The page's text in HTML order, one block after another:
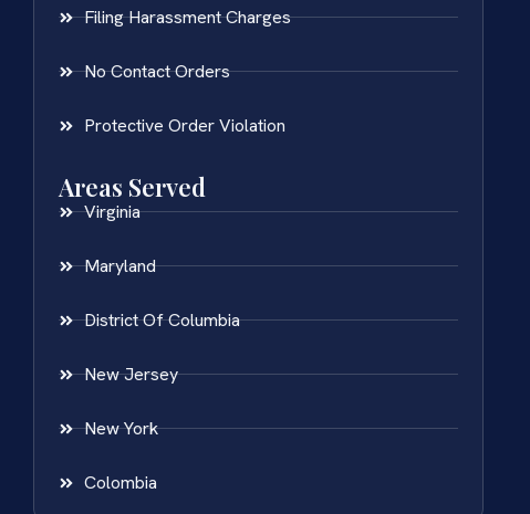
Filing Harassment Charges
No Contact Orders
Protective Order Violation
Areas Served
Virginia
Maryland
District Of Columbia
New Jersey
New York
Colombia